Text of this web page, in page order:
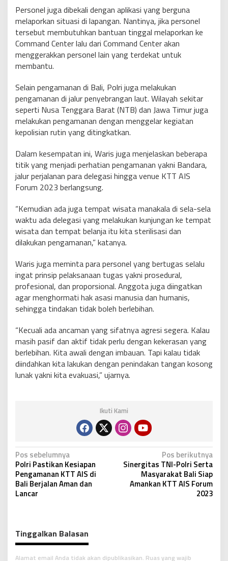
Personel juga dibekali dengan aplikasi yang berguna
melaporkan situasi di lapangan. Nantinya, jika personel
tersebut membutuhkan bantuan tinggal melaporkan ke
Command Center lalu dari Command Center akan
menggerakkan personel lain yang terdekat untuk
membantu.
Selain pengamanan di Bali, Polri juga melakukan
pengamanan di jalur penyebrangan laut. Wilayah sekitar
seperti Nusa Tenggara Barat (NTB) dan Jawa Timur juga
melakukan pengamanan dengan menggelar kegiatan
kepolisian rutin yang ditingkatkan.
Dalam kesempatan ini, Waris juga menjelaskan beberapa
titik yang menjadi perhatian pengamanan yakni Bandara,
jalur perjalanan para delegasi hingga venue KTT AIS
Forum 2023 berlangsung.
“Kemudian ada juga tempat wisata manakala di sela-sela
waktu ada delegasi yang melakukan kunjungan ke tempat
wisata dan tempat belanja itu kita sterilisasi dan
dilakukan pengamanan,” katanya.
Waris juga meminta para personel yang bertugas selalu
ingat prinsip pelaksanaan tugas yakni prosedural,
profesional, dan proporsional. Anggota juga diingatkan
agar menghormati hak asasi manusia dan humanis,
sehingga tindakan tidak boleh berlebihan.
“Kecuali ada ancaman yang sifatnya agresi segera. Kalau
masih pasif dan aktif tidak perlu dengan kekerasan yang
berlebihan. Kita awali dengan imbauan. Tapi kalau tidak
diindahkan kita lakukan dengan penindakan tangan kosong
lunak yakni kita evakuasi,” ujarnya.
Ikuti Kami
N
a
v
i
a
s
i
Pos sebelumnya
Polri Pastikan Kesiapan
Pengamanan KTT AIS di
Bali Berjalan Aman dan
Lancar
Pos berikutnya
Sinergitas TNI-Polri Serta
Masyarakat Bali Siap
Amankan KTT AIS Forum
2023
Tinggalkan Balasan
Alamat email Anda tidak akan dipublikasikan. Ruas yang wajib